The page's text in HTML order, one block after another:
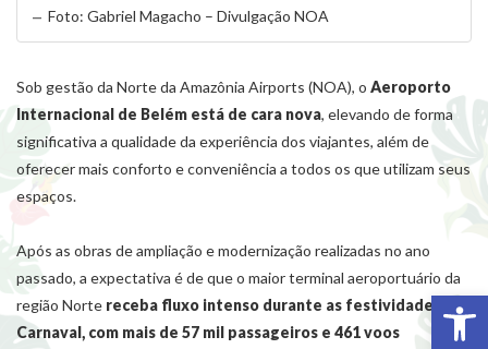
Foto: Gabriel Magacho – Divulgação NOA
Sob gestão da Norte da Amazônia Airports (NOA), o Aeroporto
Internacional de Belém está de cara nova, elevando de forma
significativa a qualidade da experiência dos viajantes, além de
oferecer mais conforto e conveniência a todos os que utilizam seus
espaços.
Após as obras de ampliação e modernização realizadas no ano
passado, a expectativa é de que o maior terminal aeroportuário da
região Norte receba fluxo intenso durante as festividades de
Carnaval, com mais de 57 mil passageiros e 461 voos